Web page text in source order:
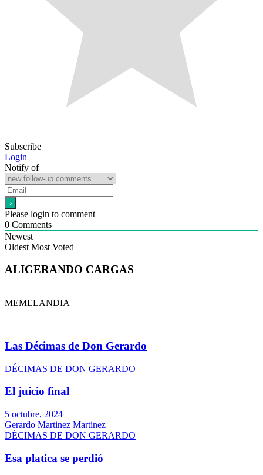
Subscribe
Login
Notify of
Please login to comment
0 Comments
Newest
Oldest Most Voted
ALIGERANDO CARGAS
MEMELANDIA
Las Décimas de Don Gerardo
DÉCIMAS DE DON GERARDO
El juicio final
5 octubre, 2024
Gerardo Martinez Martinez
DÉCIMAS DE DON GERARDO
Esa platica se perdió